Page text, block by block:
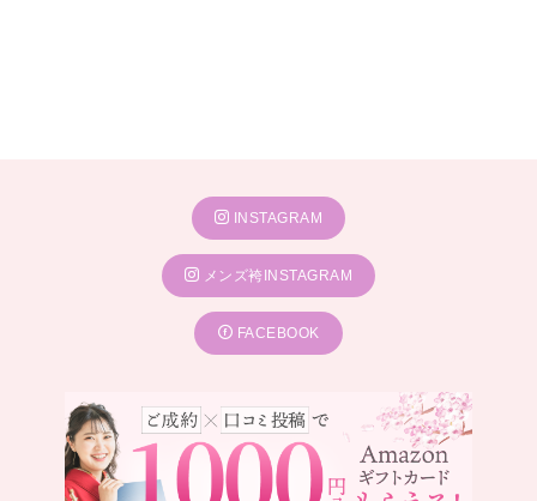
INSTAGRAM
メンズ袴INSTAGRAM
FACEBOOK